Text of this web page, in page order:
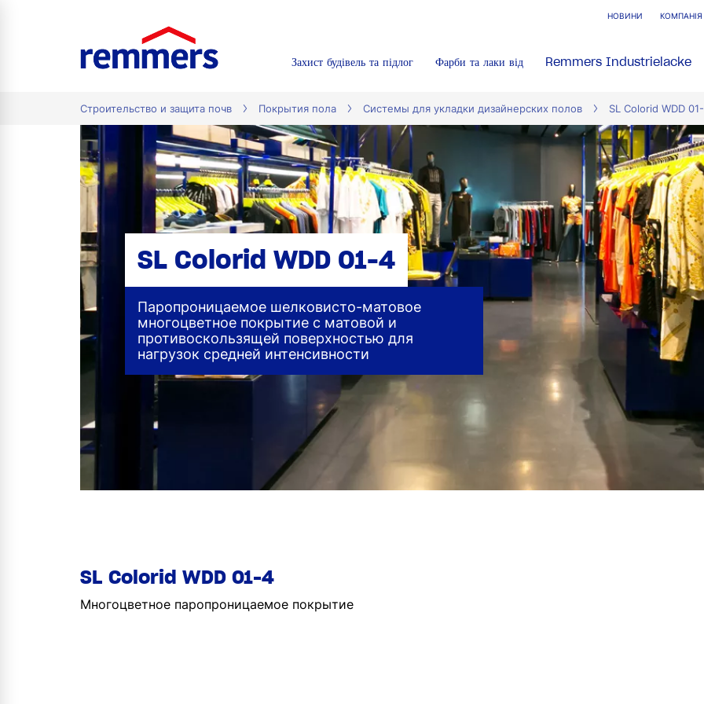
НОВИНИ КОМПАНІЯ
Захист будівель та підлог Фарби та лаки від Remmers Industrielacke
Строительство и защита почв Покрытия пола Системы для укладки дизайнерских полов SL Colorid WDD
SL Colorid WDD 01-4
Паропроницаемое шелковисто-матовое
многоцветное покрытие с матовой и
противоскользящей поверхностью для
нагрузок средней интенсивности
SL Colorid WDD 01-4
Многоцветное паропроницаемое покрытие